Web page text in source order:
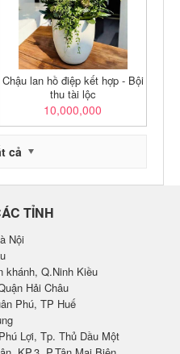
Chậu lan hồ điệp kết hợp - Bội
thu tài lộc
10,000,000
cả
TỈNH
Nội
khánh, Q.Ninh Kiều
Hải Châu
Phú, TP Huế
Lợi, Tp. Thủ Dầu Một